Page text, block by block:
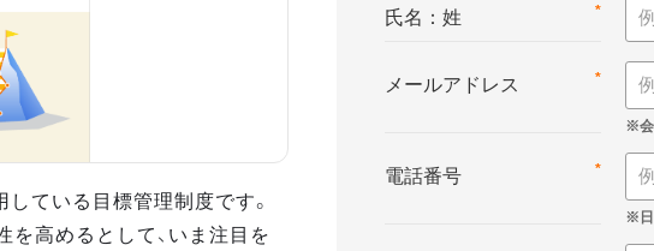
ている目標管理制度です。
高めるとして、いま注目を
*
氏名：姓
*
メールアドレス
*
電話番号